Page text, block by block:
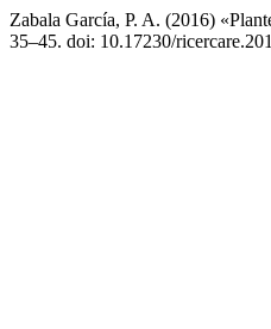
Zabala García, P. A. (2016)
35–45. doi: 10.17230/